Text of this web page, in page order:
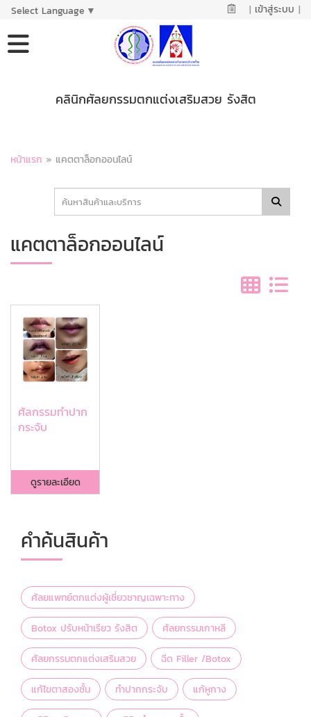
Select Language ▼ | เข้าสู่ระบบ |
คลินิกศัลยกรรมตกแต่งเสริมสวย รังสิต
หน้าแรก » แคตตาล็อกออนไลน์
แคตตาล็อกออนไลน์
ศัลกรรมทำปาก
กระจับ
ดูรายละเอียด
คำค้นสินค้า
ศัลยแพทย์ตกแต่งผู้เชี่ยวชาญเฉพาะทาง
Botox ปรับหน้าเรียว รังสิต ศัลยกรรมเกาหลี
ศัลยกรรมตกแต่งเสริมสวย ฉีด Filler /Botox
แก้ไขตาสองชั้น ทำปากกระจับ แก้หูกาง